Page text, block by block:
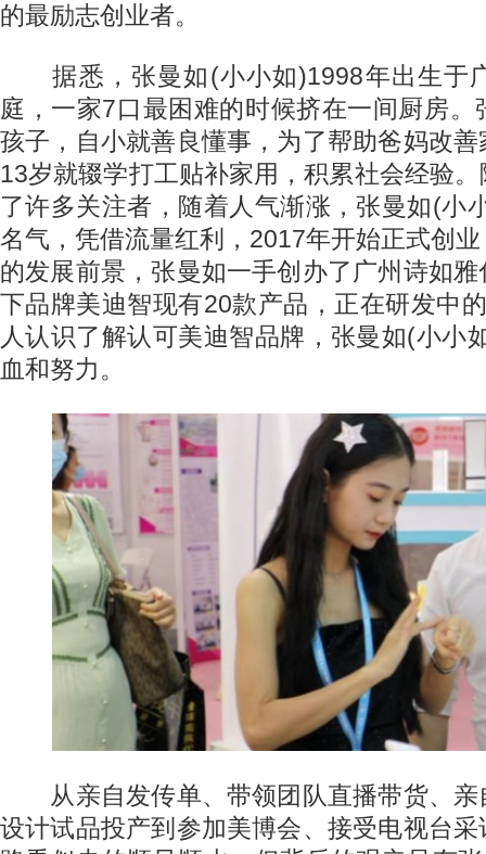
的最励志创业者。
据悉，张曼如(小小如)1998年出生于
庭，一家7口最困难的时候挤在一间厨房。
孩子，自小就善良懂事，为了帮助爸妈改
13岁就辍学打工贴补家用，积累社会经验
了许多关注者，随着人气渐涨，张曼如(小
名气，凭借流量红利，2017年开始正式创
的发展前景，张曼如一手创办了广州诗如
下品牌美迪智现有20款产品，正在研发中
人认识了解认可美迪智品牌，张曼如(小小
血和努力。
从亲自发传单、带领团队直播带货、亲
设计试品投产到参加美博会、接受电视台